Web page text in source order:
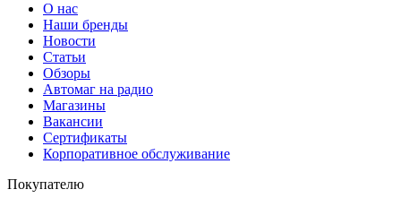
О нас
Наши бренды
Новости
Статьи
Обзоры
Автомаг на радио
Магазины
Вакансии
Сертификаты
Корпоративное обслуживание
Покупателю